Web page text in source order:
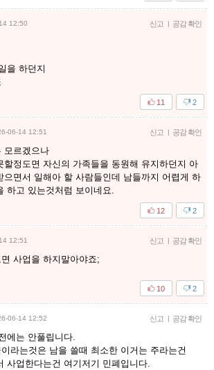
12:50 신고 공감 확인
을 하던지
2
11
06-14 12:51 신고 공감 확인
모르겠으나
할정도면 자신의 가족들을 동원해 유지하던지 아
으면서 일해아 할 사람들인데 남들까지 어렵게 하
하고 있는것처럼 보이네요.
2
12
12:51 신고 공감 확인
사업을 하지말아야죠;
2
10
06-14 12:52 신고 공감 확인
에는 안풀립니다.
라는것은 남을 쓸때 최소한 이거는 주라는건
사업한다는건 여기저기 민폐입니다.